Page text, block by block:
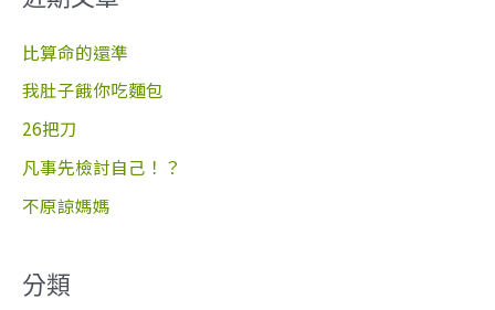
鍵
字
:
比算命的還準
我肚子餓你吃麵包
26把刀
凡事先檢討自己！？
不原諒媽媽
分類